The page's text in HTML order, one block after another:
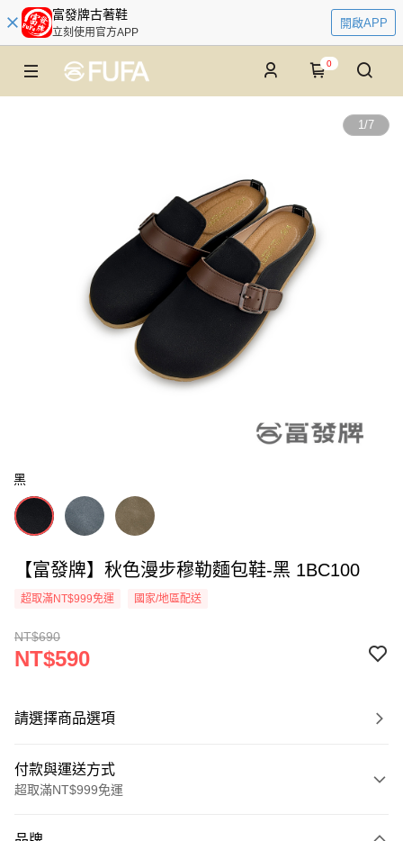
富發牌古著鞋
立刻使用官方APP
開啟APP
0
1/7
黑
【富發牌】秋色漫步穆勒麵包鞋-黑 1BC100
超取滿NT$999免運 國家/地區配送
NT$690
NT$590
請選擇商品選項
付款與運送方式
超取滿NT$999免運